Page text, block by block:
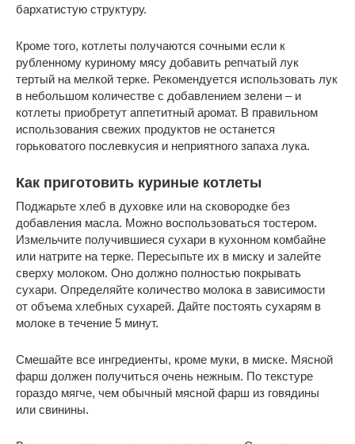
бархатистую структуру.
Кроме того, котлеты получаются сочными если к
рубленному куриному мясу добавить репчатый лук
тертый на мелкой терке. Рекомендуется использовать лук
в небольшом количестве с добавлением зелени – и
котлеты приобретут аппетитный аромат. В правильном
использования свежих продуктов не останется
горьковатого послевкусия и неприятного запаха лука.
Как приготовить куриные котлеты
Поджарьте хлеб в духовке или на сковородке без
добавления масла. Можно воспользоваться тостером.
Измельчите получившиеся сухари в кухонном комбайне
или натрите на терке. Пересыпьте их в миску и залейте
сверху молоком. Оно должно полностью покрывать
сухари. Определяйте количество молока в зависимости
от объема хлебных сухарей. Дайте постоять сухарям в
молоке в течение 5 минут.
Смешайте все ингредиенты, кроме муки, в миске. Мясной
фарш должен получиться очень нежным. По текстуре
гораздо мягче, чем обычный мясной фарш из говядины
или свинины.